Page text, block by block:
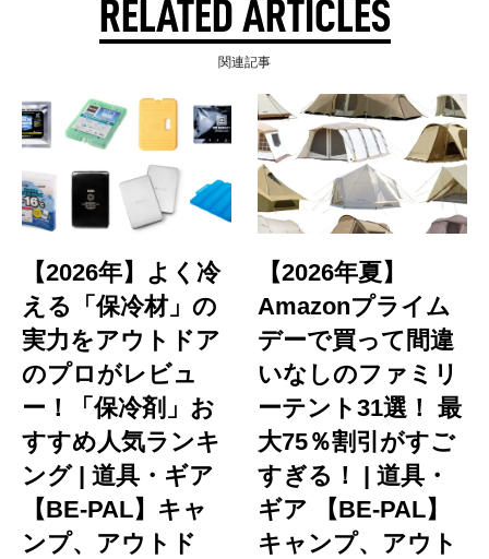
RELATED ARTICLES
関連記事
【2026年】よく冷
える「保冷材」の
実力をアウトドア
のプロがレビュ
ー！「保冷剤」お
すすめ人気ランキ
ング | 道具・ギア
【BE-PAL】キャ
ンプ、アウトド
【2026年夏】
Amazonプライム
デーで買って間違
いなしのファミリ
ーテント31選！ 最
大75％割引がすご
すぎる！ | 道具・
ギア 【BE-PAL】
キャンプ、アウト